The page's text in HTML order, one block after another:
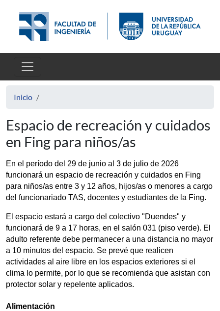
Inicio
Espacio de recreación y cuidados
en Fing para niños/as
En el período del 29 de junio al 3 de julio de 2026
funcionará un espacio de recreación y cuidados en Fing
para niños/as entre 3 y 12 años, hijos/as o menores a cargo
del funcionariado TAS, docentes y estudiantes de la Fing.
El espacio estará a cargo del colectivo "Duendes" y
funcionará de 9 a 17 horas, en el salón 031 (piso verde). El
adulto referente debe permanecer a una distancia no mayor
a 10 minutos del espacio. Se prevé que realicen
actividades al aire libre en los espacios exteriores si el
clima lo permite, por lo que se recomienda que asistan con
protector solar y repelente aplicados.
Alimentación